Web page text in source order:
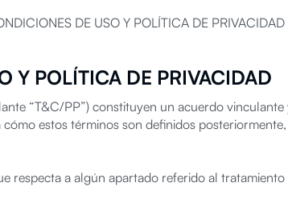
DE USO Y POLÍTICA DE
Y POLÍTICA DE PRIVACIDAD
“T&C/PP”) constituyen un acuerdo
estos términos son definidos
a algún apartado referido al